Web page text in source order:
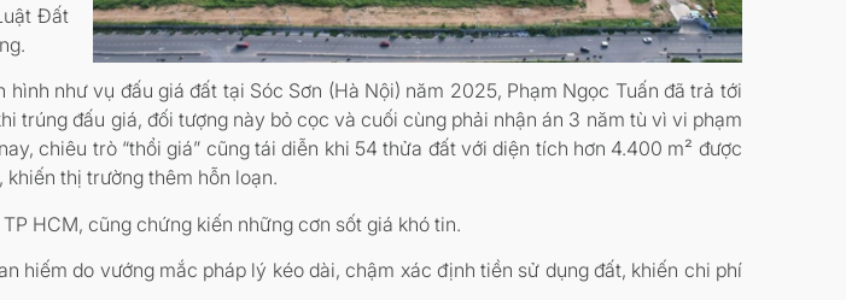
Đất
như vụ đấu giá đất tại Sóc Sơn (Hà Nội) năm 2025, Phạm Ngọc Tuấn đã trả tới
đấu giá, đối tượng này bỏ cọc và cuối cùng phải nhận án 3 năm tù vì vi phạm
chiêu trò “thổi giá” cũng tái diễn khi 54 thửa đất với diện tích hơn 4.400 m² được
thị trường thêm hỗn loạn.
HCM, cũng chứng kiến những cơn sốt giá khó tin.
hiếm do vướng mắc pháp lý kéo dài, chậm xác định tiền sử dụng đất, khiến chi phí